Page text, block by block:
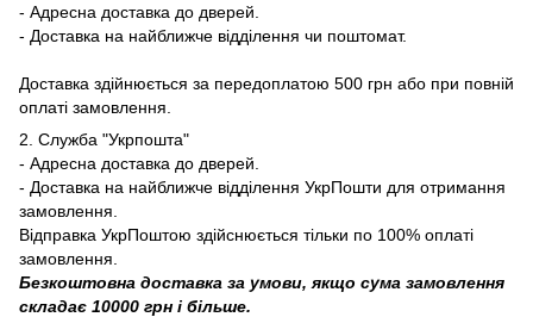
- Адресна доставка до дверей.
- Доставка на найближче відділення чи поштомат.
Доставка здійнюється за передоплатою 500 грн або при повній
оплаті замовлення.
2. Служба "Укрпошта"
- Адресна доставка до дверей.
- Доставка на найближче відділення УкрПошти для отримання
замовлення.
Відправка УкрПоштою здійснюється тільки по 100% оплаті
замовлення.
Безкоштовна доставка за умови, якщо сума замовлення
складає 10000 грн і більше.